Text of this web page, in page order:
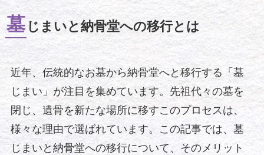
墓 じまいと納骨堂への移行とは
近年、伝統的なお墓から納骨堂へと移行する「墓
じまい」が注目を集めています。先祖代々の墓を
閉じ、遺骨を新たな場所に移すこのプロセスは、
様々な理由で選ばれています。この記事では、墓
じまいと納骨堂への移行について、そのメリット